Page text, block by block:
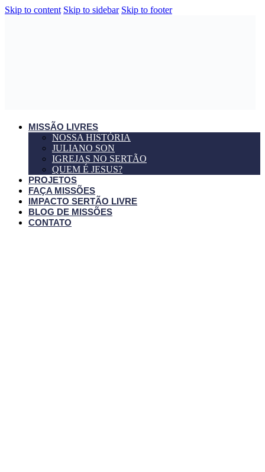
Skip to content Skip to sidebar Skip to footer
MISSÃO LIVRES
NOSSA HISTÓRIA
JULIANO SON
IGREJAS NO SERTÃO
QUEM É JESUS?
PROJETOS
FAÇA MISSÕES
IMPACTO SERTÃO LIVRE
BLOG DE MISSÕES
CONTATO